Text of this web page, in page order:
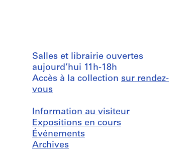
Salles et librairie ouvertes
aujourd’hui 11h-18h
Accès à la collection sur rendez-
vous
Information au visiteur
Expositions en cours
Événements
Archives